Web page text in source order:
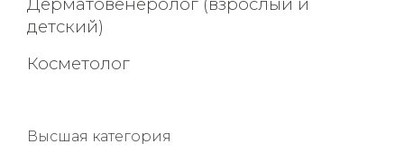
Дерматовенеролог (взрослый и
детский)
Косметолог
Высшая категория